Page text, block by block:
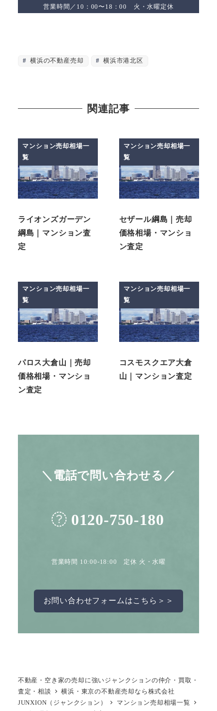
営業時間／10：00〜18：00 火・水曜定休
横浜の不動産売却 横浜市港北区
関連記事
マンション売却相場一
覧
ライオンズガーデン
綱島｜マンション査
定
マンション売却相場一
覧
セザール綱島｜売却
価格相場・マンショ
ン査定
マンション売却相場一
覧
パロス大倉山｜売却
価格相場・マンショ
ン査定
マンション売却相場一
覧
コスモスクエア大倉
山｜マンション査定
＼電話で問い合わせる／
0120-750-180
営業時間 10:00-18:00 定休 火・水曜
お問い合わせフォームはこちら＞＞
不動産・空き家の売却に強いジャンクションの仲介・買取・
査定・相談
横浜・東京の不動産売却なら株式会社
JUNXION（ジャンクション）
マンション売却相場一覧